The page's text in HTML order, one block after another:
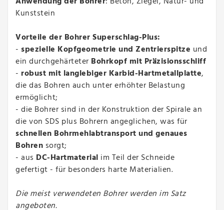
Kunststein
Vorteile der Bohrer Superschlag-Plus:
- spezielle Kopfgeometrie und Zentrierspitze und
ein durchgehärteter Bohrkopf mit Präzisionsschliff
- robust mit langlebiger Karbid-Hartmetallplatte,
die das Bohren auch unter erhöhter Belastung
ermöglicht;
- die Bohrer sind in der Konstruktion der Spirale an
die von SDS plus Bohrern angeglichen, was für
schnellen Bohrmehlabtransport und genaues
Bohren sorgt;
- aus DC-Hartmaterial im Teil der Schneide
gefertigt - für besonders harte Materialien.
Die meist verwendeten Bohrer werden im Satz
angeboten.